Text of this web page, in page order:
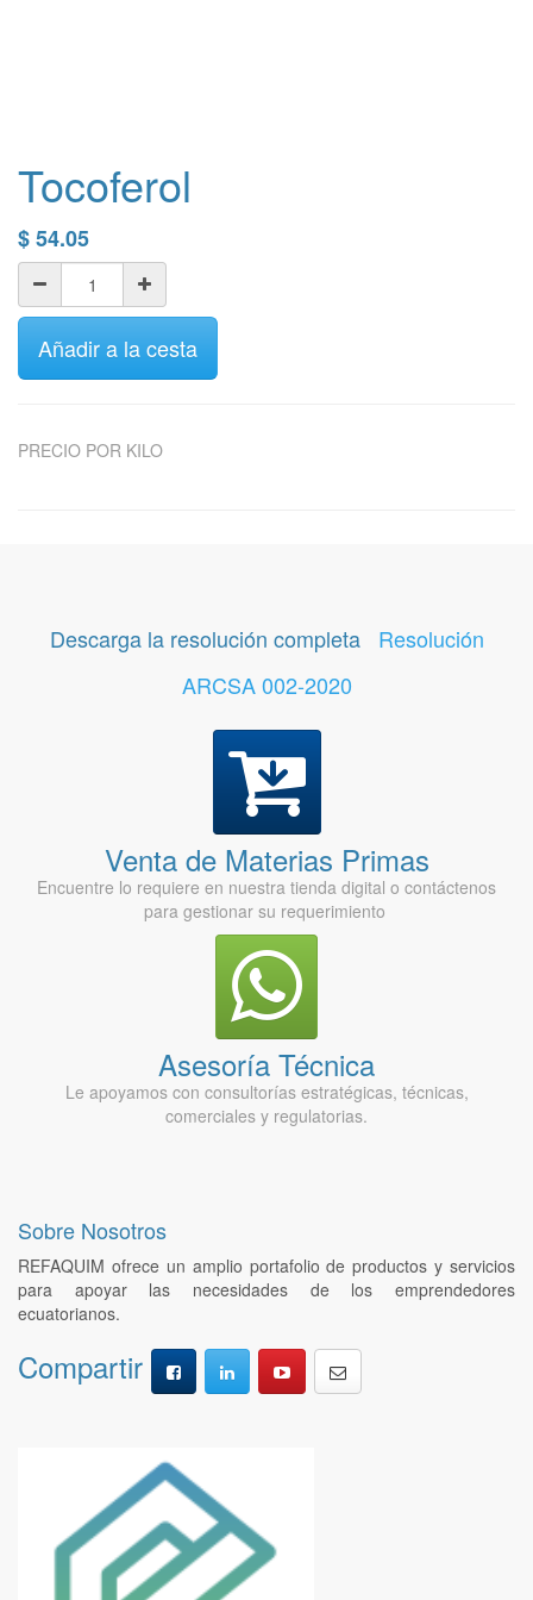
Tocoferol
$54.05
Añadir a la cesta
PRECIO POR KILO
Descarga la resolución completa
Resolución
ARCSA 002-2020
Venta de Materias Primas
Encuentre lo requiere en nuestra tienda digital o contáctenos
para gestionar su requerimiento
Asesoría Técnica
Le apoyamos con consultorías estratégicas, técnicas,
comerciales y regulatorias.
Sobre Nosotros
REFAQUIM ofrece un amplio portafolio de productos y servicios
para apoyar las necesidades de los emprendedores
ecuatorianos.
Compartir